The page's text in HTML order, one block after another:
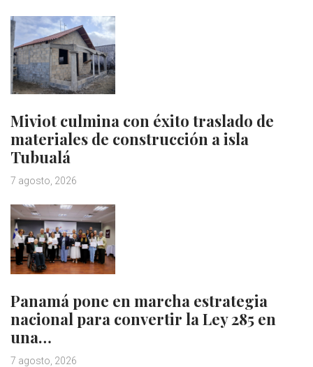
Miviot culmina con éxito traslado de
materiales de construcción a isla
Tubualá
7 agosto, 2026
Panamá pone en marcha estrategia
nacional para convertir la Ley 285 en
una…
7 agosto, 2026